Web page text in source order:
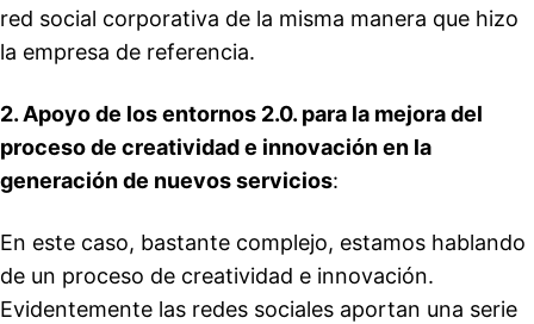
red social corporativa de la misma manera que hizo
la empresa de referencia.
2. Apoyo de los entornos 2.0. para la mejora del
proceso de creatividad e innovación en la
generación de nuevos servicios:
En este caso, bastante complejo, estamos hablando
de un proceso de creatividad e innovación.
Evidentemente las redes sociales aportan una serie